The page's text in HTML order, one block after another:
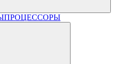
ПРОЦЕССОРЫ